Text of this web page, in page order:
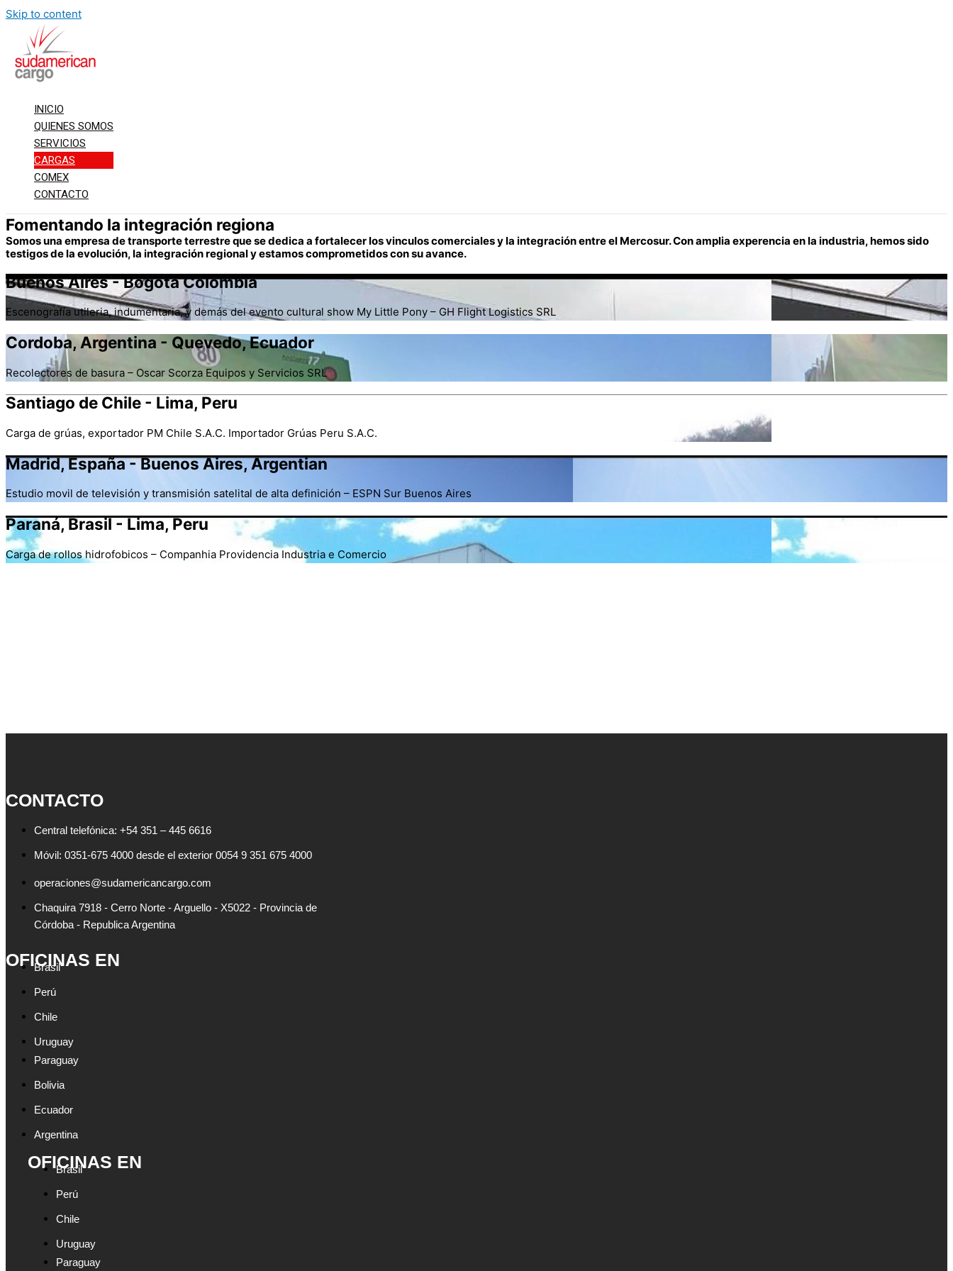
Skip to content
INICIO
QUIENES SOMOS
SERVICIOS
CARGAS
COMEX
CONTACTO
Fomentando la integración regiona
Somos una empresa de transporte terrestre que se dedica a fortalecer los vinculos comerciales y la integración entre el Mercosur. Con amplia experencia en la industria, hemos sido
testigos de la evolución, la integración regional y estamos comprometidos con su avance.
Buenos Aires - Bogotá Colombia
Escenografía utileria, indumentaria, y demás del evento cultural show My Little Pony – GH Flight Logistics SRL
Cordoba, Argentina - Quevedo, Ecuador
Recolectores de basura – Oscar Scorza Equipos y Servicios SRL
Santiago de Chile - Lima, Peru
Carga de grúas, exportador PM Chile S.A.C. Importador Grúas Peru S.A.C.
Madrid, España - Buenos Aires, Argentian
Estudio movil de televisión y transmisión satelital de alta definición – ESPN Sur Buenos Aires
Paraná, Brasil - Lima, Peru
Carga de rollos hidrofobicos – Companhia Providencia Industria e Comercio
CONTACTO
Central telefónica: +54 351 – 445 6616
Móvil: 0351-675 4000 desde el exterior 0054 9 351 675 4000
operaciones@sudamericancargo.com
Chaquira 7918 - Cerro Norte - Arguello - X5022 - Provincia de
Córdoba - Republica Argentina
OFICINAS EN
Brasil
Perú
Chile
Uruguay
Paraguay
Bolivia
Ecuador
Argentina
OFICINAS EN
Brasil
Perú
Chile
Uruguay
Paraguay